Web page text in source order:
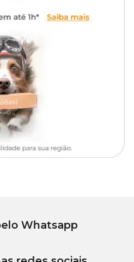
tabela referência a seguir.
horas após a aplicação do
Whatsapp